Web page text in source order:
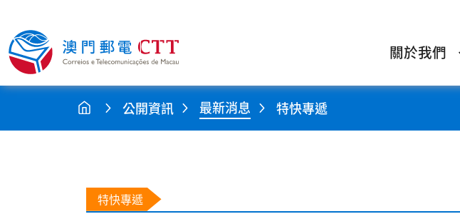
關於我們
公開資訊 最新消息 特快專遞
特快專遞